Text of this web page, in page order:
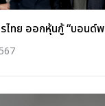
ทย ออกหุ้นกู้ “บอนด์